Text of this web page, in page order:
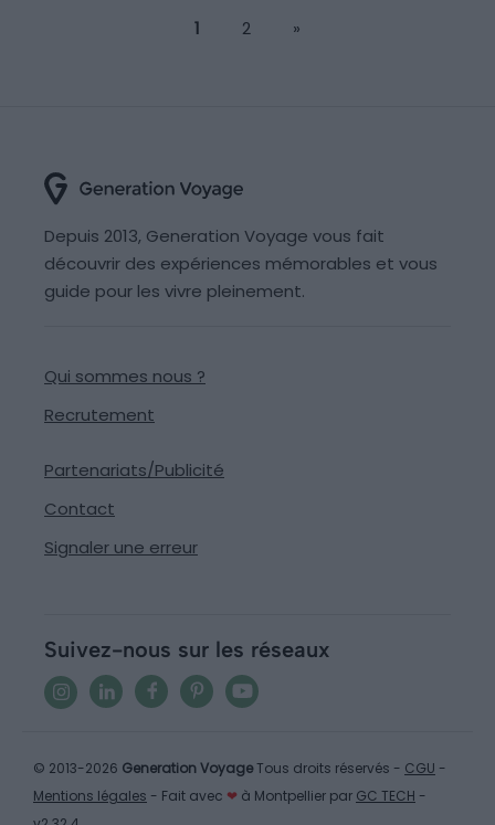
1 2 »
Depuis 2013, Generation Voyage vous fait
découvrir des expériences mémorables et vous
guide pour les vivre pleinement.
Qui sommes nous ?
Recrutement
Partenariats/Publicité
Contact
Signaler une erreur
Suivez-nous sur les réseaux
© 2013-2026 Generation VoyageTous droits réservés - CGU -
Mentions légales - Fait avec ❤ à Montpellier par GC TECH -